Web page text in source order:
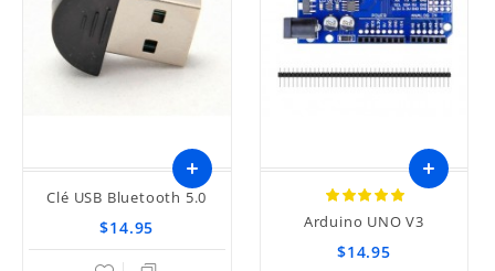
Clé USB Bluetooth 5.0
$14.95 Arduino UNO V3
$14.95